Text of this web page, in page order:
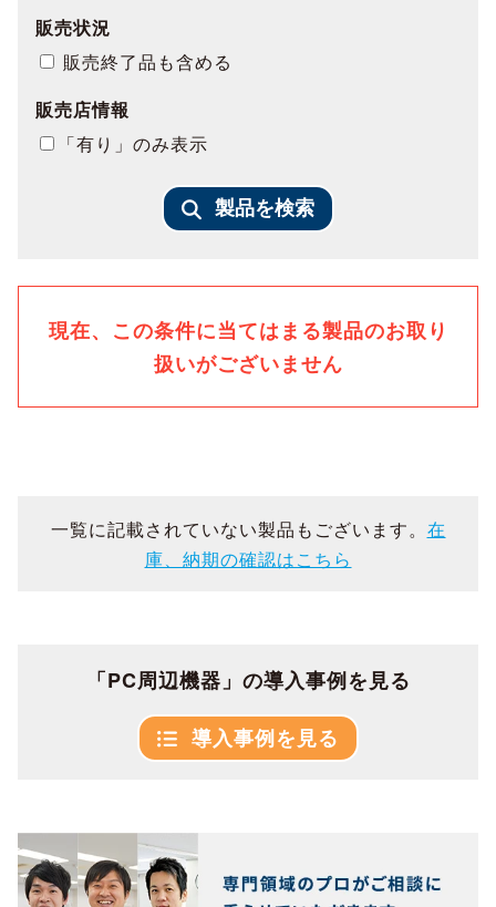
販売状況
販売終了品も含める
販売店情報
「有り」のみ表示
製品を検索
現在、この条件に当てはまる製品のお取り
扱いがございません
一覧に記載されていない製品もございます。 在
庫、納期の確認はこちら
「PC周辺機器」の導入事例を見る
導入事例を見る